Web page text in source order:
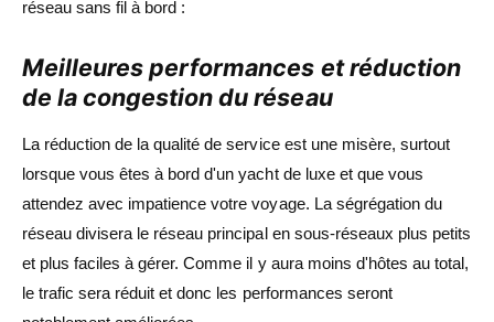
réseau sans fil à bord :
Meilleures performances et réduction
de la congestion du réseau
La réduction de la qualité de service est une misère, surtout
lorsque vous êtes à bord d'un yacht de luxe et que vous
attendez avec impatience votre voyage. La ségrégation du
réseau divisera le réseau principal en sous-réseaux plus petits
et plus faciles à gérer. Comme il y aura moins d'hôtes au total,
le trafic sera réduit et donc les performances seront